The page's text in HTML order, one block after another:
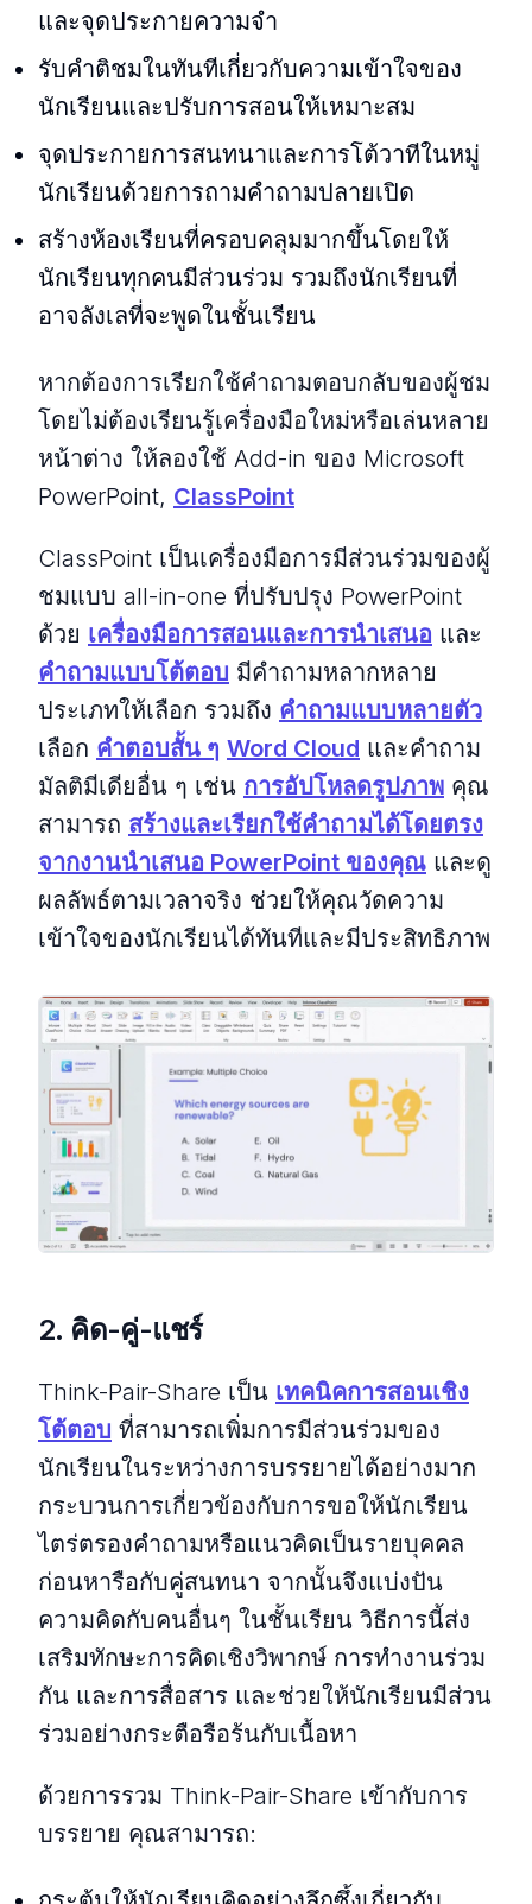
และจุดประกายความจำ
รับคำติชมในทันทีเกี่ยวกับความเข้าใจของ
นักเรียนและปรับการสอนให้เหมาะสม
จุดประกายการสนทนาและการโต้วาทีในหมู่
นักเรียนด้วยการถามคำถามปลายเปิด
สร้างห้องเรียนที่ครอบคลุมมากขึ้นโดยให้
นักเรียนทุกคนมีส่วนร่วม รวมถึงนักเรียนที่
อาจลังเลที่จะพูดในชั้นเรียน
หากต้องการเรียกใช้คำถามตอบกลับของผู้ชม
โดยไม่ต้องเรียนรู้เครื่องมือใหม่หรือเล่นหลาย
หน้าต่าง ให้ลองใช้ Add-in ของ Microsoft
PowerPoint, ClassPoint
ClassPoint เป็นเครื่องมือการมีส่วนร่วมของผู้
ชมแบบ all-in-one ที่ปรับปรุง PowerPoint
ด้วย เครื่องมือการสอนและการนำเสนอ และ
คำถามแบบโต้ตอบ มีคำถามหลากหลาย
ประเภทให้เลือก รวมถึง คำถามแบบหลายตัว
เลือก คำตอบสั้น ๆ Word Cloud และคำถาม
มัลติมีเดียอื่น ๆ เช่น การอัปโหลดรูปภาพ คุณ
สามารถ สร้างและเรียกใช้คำถามได้โดยตรง
จากงานนำเสนอ PowerPoint ของคุณ และดู
ผลลัพธ์ตามเวลาจริง ช่วยให้คุณวัดความ
เข้าใจของนักเรียนได้ทันทีและมีประสิทธิภาพ
2. คิด-คู่-แชร์
Think-Pair-Share เป็น เทคนิคการสอนเชิง
โต้ตอบ ที่สามารถเพิ่มการมีส่วนร่วมของ
นักเรียนในระหว่างการบรรยายได้อย่างมาก
กระบวนการเกี่ยวข้องกับการขอให้นักเรียน
ไตร่ตรองคำถามหรือแนวคิดเป็นรายบุคคล
ก่อนหารือกับคู่สนทนา จากนั้นจึงแบ่งปัน
ความคิดกับคนอื่นๆ ในชั้นเรียน วิธีการนี้ส่ง
เสริมทักษะการคิดเชิงวิพากษ์ การทำงานร่วม
กัน และการสื่อสาร และช่วยให้นักเรียนมีส่วน
ร่วมอย่างกระตือรือร้นกับเนื้อหา
ด้วยการรวม Think-Pair-Share เข้ากับการ
บรรยาย คุณสามารถ: